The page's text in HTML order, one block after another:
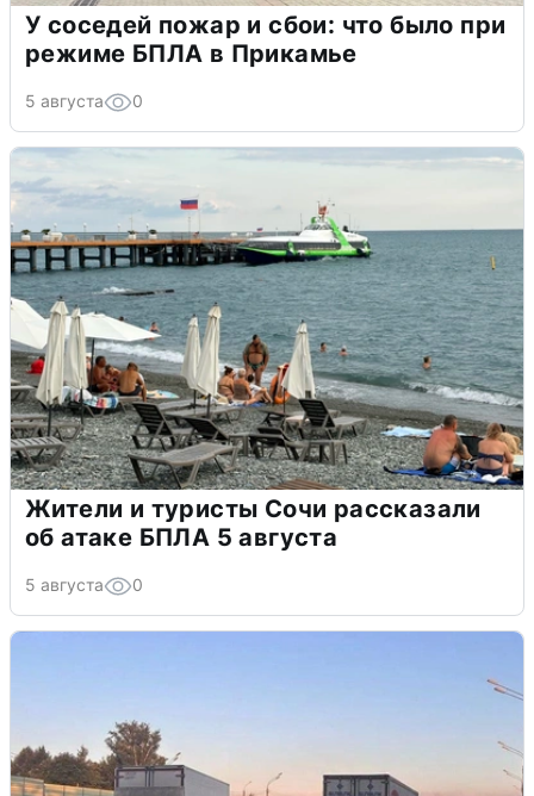
У соседей пожар и сбои: что было при
режиме БПЛА в Прикамье
5 августа 0
Жители и туристы Сочи рассказали
об атаке БПЛА 5 августа
5 августа 0